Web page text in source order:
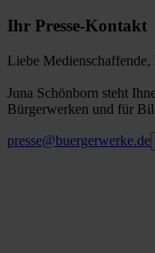
Ihr Presse-Kontakt
Liebe Medienschaffende,
Juna Schönborn steht
Bürgerwerken und für
presse@buergerwerke.de